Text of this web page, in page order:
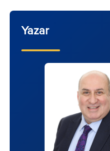
Yazar